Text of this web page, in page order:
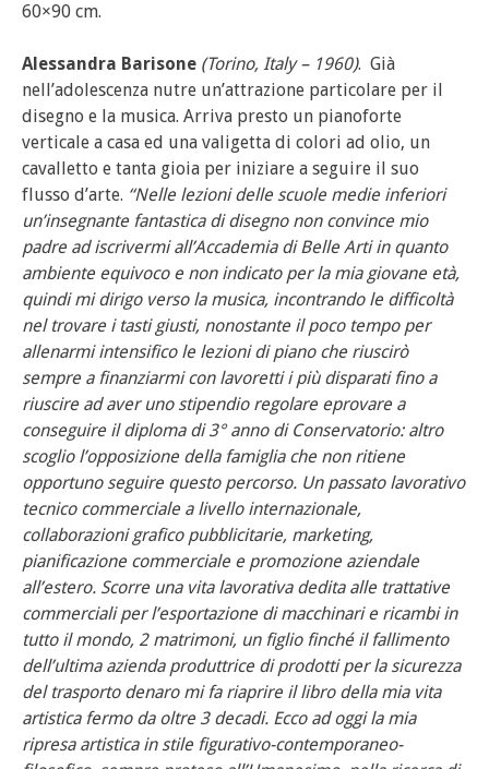
60×90 cm.
Alessandra Barisone (Torino, Italy – 1960). Già
nell’adolescenza nutre un’attrazione particolare per il
disegno e la musica. Arriva presto un pianoforte
verticale a casa ed una valigetta di colori ad olio, un
cavalletto e tanta gioia per iniziare a seguire il suo
flusso d’arte. “Nelle lezioni delle scuole medie inferiori
un’insegnante fantastica di disegno non convince mio
padre ad iscrivermi all’Accademia di Belle Arti in quanto
ambiente equivoco e non indicato per la mia giovane età,
quindi mi dirigo verso la musica, incontrando le difficoltà
nel trovare i tasti giusti, nonostante il poco tempo per
allenarmi intensifico le lezioni di piano che riuscirò
sempre a finanziarmi con lavoretti i più disparati fino a
riuscire ad aver uno stipendio regolare eprovare a
conseguire il diploma di 3° anno di Conservatorio: altro
scoglio l’opposizione della famiglia che non ritiene
opportuno seguire questo percorso. Un passato lavorativo
tecnico commerciale a livello internazionale,
collaborazioni grafico pubblicitarie, marketing,
pianificazione commerciale e promozione aziendale
all’estero. Scorre una vita lavorativa dedita alle trattative
commerciali per l’esportazione di macchinari e ricambi in
tutto il mondo, 2 matrimoni, un figlio finché il fallimento
dell’ultima azienda produttrice di prodotti per la sicurezza
del trasporto denaro mi fa riaprire il libro della mia vita
artistica fermo da oltre 3 decadi. Ecco ad oggi la mia
ripresa artistica in stile figurativo-contemporaneo-